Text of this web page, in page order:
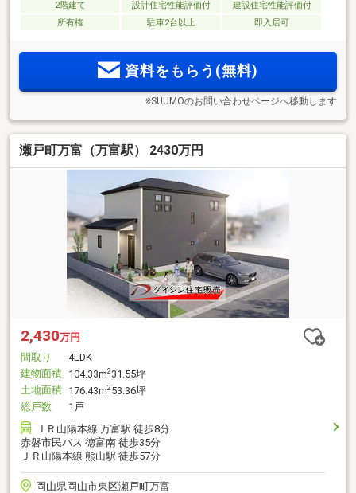
2階建て 設計住宅性能評価付
建設住宅性能評価付
所有権
駐車2台以上 即入居可
資料をもらう(無料)
※SUUMOのお問い合わせページへ移動します
瀬戸町万富（万富駅） 2430万円
2,430万円
間取り
4LDK
建物面積 104.33m231.55坪
土地面積 176.43m253.36坪
総戸数
1戸
ＪＲ山陽本線 万富駅 徒歩8分
赤磐市民バス 徳富南 徒歩35分
ＪＲ山陽本線 熊山駅 徒歩57分
岡山県岡山市東区瀬戸町万富